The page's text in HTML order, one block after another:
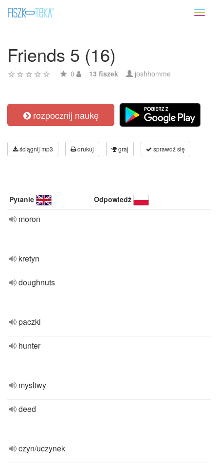
Friends 5 (16)
0 13 fiszek joshhomme
rozpocznij naukę
ściągnij mp3 drukuj graj sprawdź się
Pytanie Odpowiedź
moron
kretyn
doughnuts
paczki
hunter
mysliwy
deed
czyn/uczynek